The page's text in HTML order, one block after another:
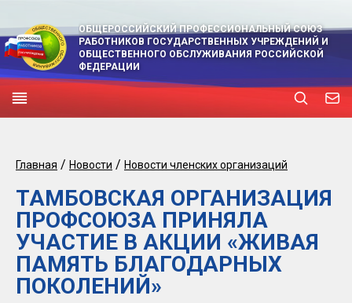
ОБЩЕРОССИЙСКИЙ ПРОФЕССИОНАЛЬНЫЙ СОЮЗ
РАБОТНИКОВ ГОСУДАРСТВЕННЫХ УЧРЕЖДЕНИЙ И
ОБЩЕСТВЕННОГО ОБСЛУЖИВАНИЯ РОССИЙСКОЙ
ФЕДЕРАЦИИ
Главная / Новости / Новости членских организаций
ТАМБОВСКАЯ ОРГАНИЗАЦИЯ
ПРОФСОЮЗА ПРИНЯЛА
УЧАСТИЕ В АКЦИИ «ЖИВАЯ
ПАМЯТЬ БЛАГОДАРНЫХ
ПОКОЛЕНИЙ»